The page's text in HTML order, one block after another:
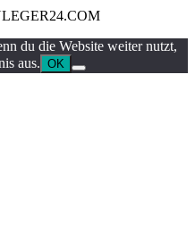
du die Website weiter nutzt,
aus. OK